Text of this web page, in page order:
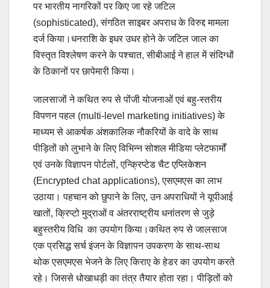
पर भारतीय नागरिकों पर किए जा रहे जटिल
(sophisticated), संगठित साइबर अपराध के विरुद्द मामला
दर्ज किया।धनराशि के इधर उधर होने के जटिल जाल का
विस्तृत विश्लेषण करने के पश्चात, सीबीआई ने हाल में संदिग्धों
के ठिकानों पर छापेमारी किया।
जालसाजों ने कथित रुप से पोंजी योजनाओं एवं बहु-स्तरीय
विपणन पहल (multi-level marketing initiatives) के
माध्यम से आकर्षक अंशकालिक नौकरियों के वादे के साथ
पीड़ितों को लुभाने के लिए विभिन्न सोशल मीडिया प्लेटफार्मों
एवं उनके विज्ञापन पोर्टलों, एन्क्रिप्टेड चैट एप्लिकेशन
(Encrypted chat applications), एसएमएस का लाभ
उठाया। पहचान को छुपाने के लिए, उन अपराधियों ने यूपीआई
खातों, क्रिप्टो मुद्राओं व अंतरराष्ट्रीय धनांतरण से जुड़े
बहुस्तरीय विधि का उपयोग किया।कथित रुप से जालसाज
एक प्रसिद्ध सर्च इंजन के विज्ञापन उपकरण के साथ-साथ
थोक एसएमएस भेजने के लिए किराए के हेडर का उपयोग करते
रहे। जिससे धोखाधड़ी का तंत्र तैयार होता रहा। पीड़ितों को